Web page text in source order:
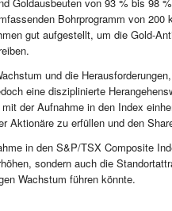
Goldausbeuten von 93 % bis 98
Bohrprogramm von
gut aufgestellt, um die Gold-
und die
eine disziplinierte
der Aufnahme in den Index
Aktionäre zu erfüllen und den
in den S&P/TSX Composite
sondern auch die
Wachstum führen könnte.